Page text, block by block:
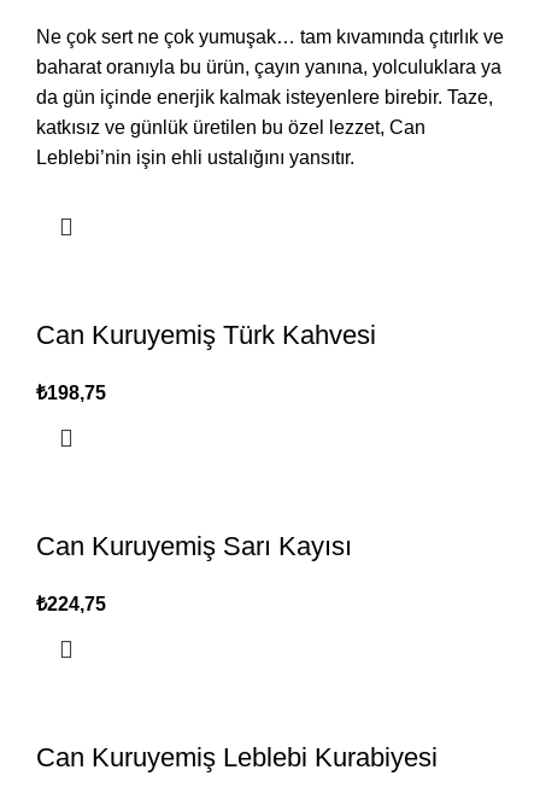
Ne çok sert ne çok yumuşak… tam kıvamında çıtırlık ve
baharat oranıyla bu ürün, çayın yanına, yolculuklara ya
da gün içinde enerjik kalmak isteyenlere birebir. Taze,
katkısız ve günlük üretilen bu özel lezzet, Can
Leblebi’nin işin ehli ustalığını yansıtır.
Can Kuruyemiş Türk Kahvesi
₺
Can Kuruyemiş Sarı Kayısı
₺
Can Kuruyemiş Leblebi Kurabiyesi